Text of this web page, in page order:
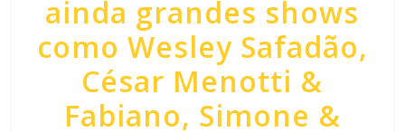
ainda grandes shows
como Wesley Safadão,
César Menotti &
Fabiano, Simone &